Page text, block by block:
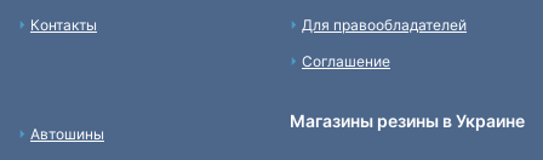
Контакты
Для правообладателей
Соглашение
Автошины
Магазины резины в Украине